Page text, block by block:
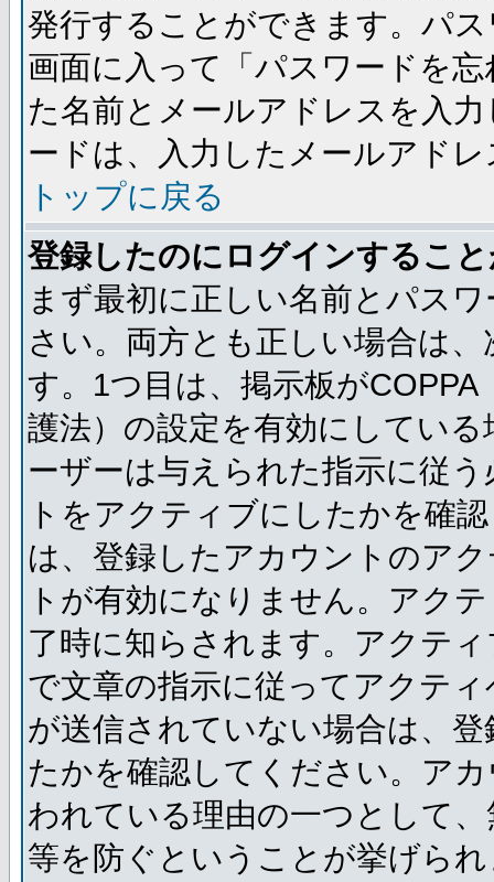
発行することができます。パ
画面に入って「パスワードを
た名前とメールアドレスを入
ードは、入力したメールアド
トップに戻る
登録したのにログインするこ
まず最初に正しい名前とパス
さい。両方とも正しい場合は
す。1つ目は、掲示板が
護法）の設定を有効にしてい
ーザーは与えられた指示に従
トをアクティブにしたかを確
は、登録したアカウントのア
トが有効になりません。アク
了時に知らされます。アクテ
で文章の指示に従ってアクテ
が送信されていない場合は、
たかを確認してください。ア
われている理由の一つとして
等を防ぐということが挙げら